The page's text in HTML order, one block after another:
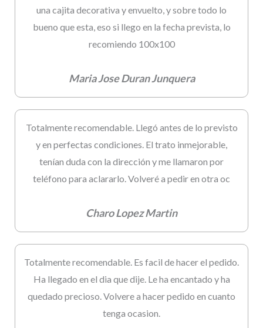
una cajita decorativa y envuelto, y sobre todo lo
bueno que esta, eso si llego en la fecha prevista, lo
recomiendo 100x100
Maria Jose Duran Junquera
Totalmente recomendable. Llegó antes de lo previsto
y en perfectas condiciones. El trato inmejorable,
tenían duda con la dirección y me llamaron por
teléfono para aclararlo. Volveré a pedir en otra oc
Charo Lopez Martin
Totalmente recomendable. Es facil de hacer el pedido.
Ha llegado en el dia que dije. Le ha encantado y ha
quedado precioso. Volvere a hacer pedido en cuanto
tenga ocasion.